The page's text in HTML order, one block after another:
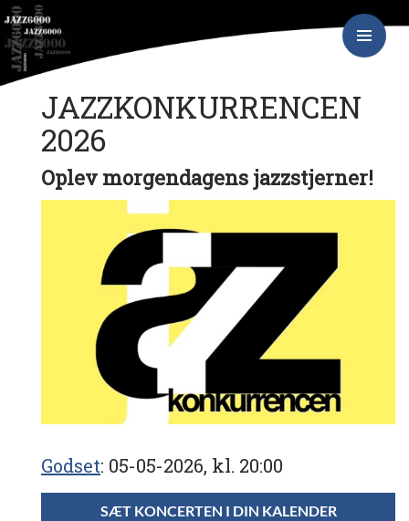
Hop
indhold
JAZZKONKURRENCEN
2026
Oplev morgendagens jazzstjerner!
Godset 05-05-2026, kl. 20:00
SÆT KONCERTEN I DIN KALENDER